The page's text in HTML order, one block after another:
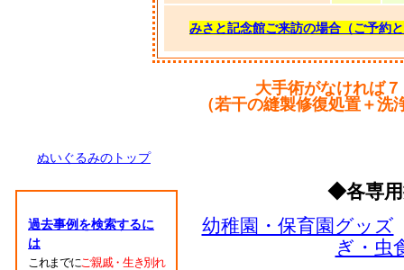
みさと記念館ご来訪の場合（ご予約
大手術がなければ
（若干の縫製修復処置＋
ぬいぐるみのトップ
過去事例を検索するに
は
これまでにご親戚・生き別れ
◆各専
幼稚園・保育園グッズ
ぎ・虫